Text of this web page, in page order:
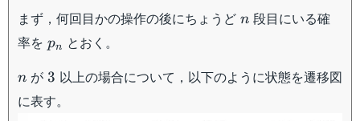
まず，何回目かの操作の後にちょうど n
n 段目にいる確
率を p_n
pn とおく。
n
n が 3
3 以上の場合について，以下のように状態を遷移図
に表す。